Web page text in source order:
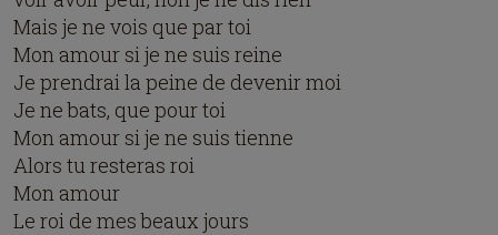
Mais je ne vois que par toi
Mon amour si je ne suis reine
Je prendrai la peine de devenir moi
Je ne bats, que pour toi
Mon amour si je ne suis tienne
Alors tu resteras roi
Mon amour
Le roi de mes beaux jours